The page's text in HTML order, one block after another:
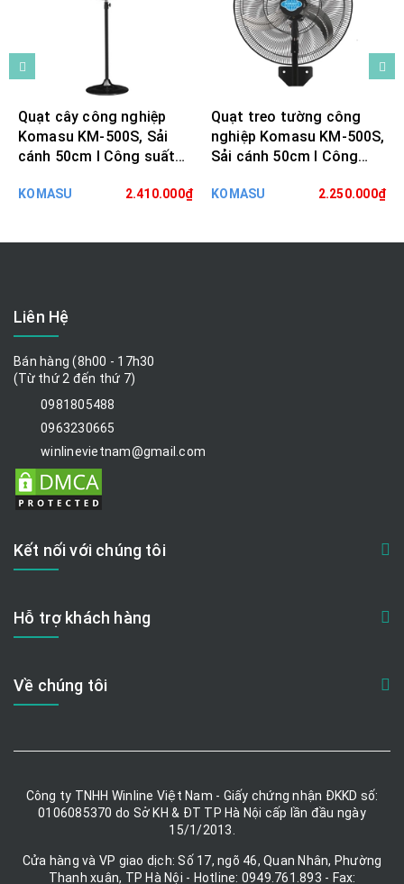
Quạt cây công nghiệp
Komasu KM-500S, Sải
cánh 50cm I Công suất
KOMASU 2.410.000₫
Quạt treo tường công
nghiệp Komasu KM-500S,
Sải cánh 50cm I Công
KOMASU 2.250.000₫
Liên Hệ
Bán hàng (8h00 - 17h30
(Từ thứ 2 đến thứ 7)
0981805488
0963230665
winlinevietnam@gmail.com
Kết nối với chúng tôi
Hỗ trợ khách hàng
Về chúng tôi
Công ty TNHH Winline Việt Nam - Giấy chứng nhận ĐKKD số:
0106085370 do Sở KH & ĐT TP Hà Nội cấp lần đầu ngày
15/1/2013.
Cửa hàng và VP giao dịch: Số 17, ngõ 46, Quan Nhân, Phường
Thanh xuân, TP Hà Nội - Hotline: 0949.761.893 - Fax: